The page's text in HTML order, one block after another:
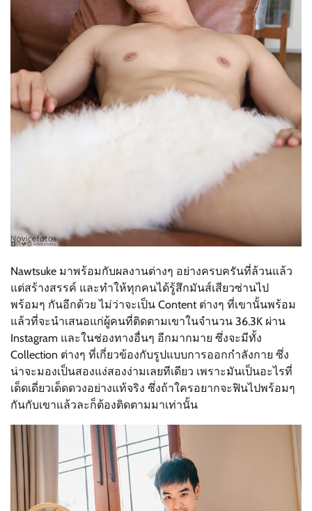
Nawtsuke มาพร้อมกับผลงานต่างๆ อย่างครบครันที่ล้วนแล้ว
แต่สร้างสรรค์ และทำให้ทุกคนได้รู้สึกมันส์เสียวซ่านไป
พร้อมๆ กันอีกด้วย ไม่ว่าจะเป็น Content ต่างๆ ที่เขานั้นพร้อม
แล้วที่จะนำเสนอแก่ผู้คนที่ติดตามเขาในจำนวน 36.3K ผ่าน
Instagram และในช่องทางอื่นๆ อีกมากมาย ซึ่งจะมีทั้ง
Collection ต่างๆ ที่เกี่ยวข้องกับรูปแบบการออกกำลังกาย ซึ่ง
น่าจะมองเป็นสองแง่สองง่ามเลยทีเดียว เพราะมันเป็นอะไรที่
เด็ดเดี่ยวเด็ดดวงอย่างแท้จริง ซึ่งถ้าใครอยากจะฟินไปพร้อมๆ
กันกับเขาแล้วละก็ต้องติดตามมาเท่านั้น